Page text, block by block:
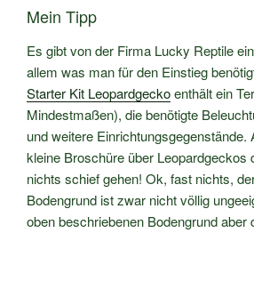
Mein Tipp
Es gibt von der Firma Lucky Reptile
allem was man für den Einstieg
Starter Kit Leopardgeckoenthält ein
Mindestmaßen), die benötigte
und weitere Einrichtungsgegenstände.
kleine Broschüre über Leopardgeckos
nichts schief gehen! Ok, fast nichts,
Bodengrund ist zwar nicht völlig
oben beschriebenen Bodengrund aber